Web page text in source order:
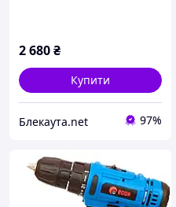
2 680₴
Купити
Блекаута.net 97%